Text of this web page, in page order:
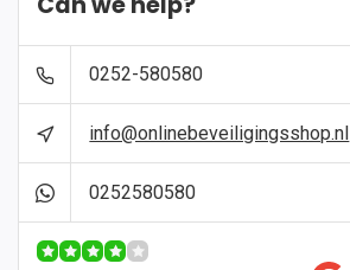
0252-580580
info@onlinebeveiligingsshop.nl
0252580580